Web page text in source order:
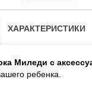
ХАРАКТЕРИСТИКИ
Миледи с
ребенка.